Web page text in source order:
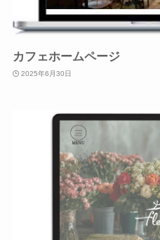
カフェホームページ
2025年6月30日